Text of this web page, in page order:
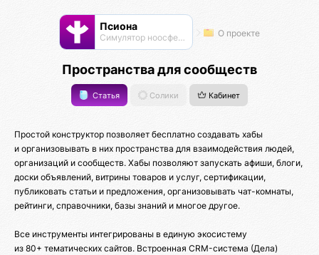
Псиона
Cимулятор ноосферы О проекте
Пространства для сообществ
Статья Солики Кабинет
Простой конструктор позволяет бесплатно создавать хабы
и организовывать в них пространства для взаимодействия людей,
организаций и сообществ. Хабы позволяют запускать афиши, блоги,
доски объявлений, витрины товаров и услуг, сертификации,
публиковать статьи и предложения, организовывать чат-комнаты,
рейтинги, справочники, базы знаний и многое другое.
Все инструменты интегрированы в единую экосистему
из 80+ тематических сайтов. Встроенная CRM-система (Дела)